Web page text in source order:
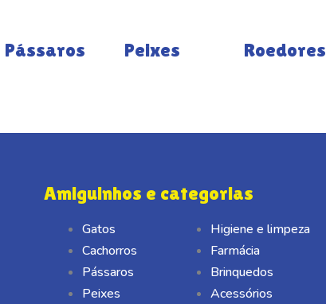
Pássaros Peixes Roedores
Amiguinhos e categorias
Gatos
Cachorros
Pássaros
Peixes
Higiene e limpeza
Farmácia
Brinquedos
Acessórios